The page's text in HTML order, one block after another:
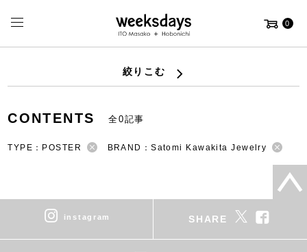
0
絞りこむ
CONTENTS 全0記事
TYPE：POSTER BRAND：Satomi Kawakita Jewelry
instagram SHARE